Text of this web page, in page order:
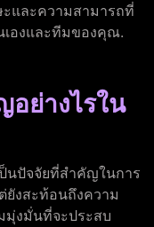
และความสามารถที่
เองและทีมของคุณ.
ย่างไรใน
นปัจจัยที่สำคัญในการ
ยังสะท้อนถึงความ
มุ่งมั่นที่จะประสบ